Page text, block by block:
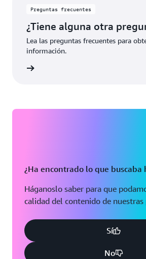
Preguntas frecuentes
¿Tiene alguna otra
Lea las preguntas frecuentes para
información.
¿Ha encontrado lo que buscaba
Háganoslo saber para que
calidad del contenido de nuestras
Sí
No